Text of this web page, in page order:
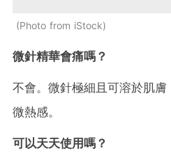
Photo from iStock
微針精華會痛嗎？
不會。微針極細且可溶於肌
微熱感。
可以天天使用嗎？